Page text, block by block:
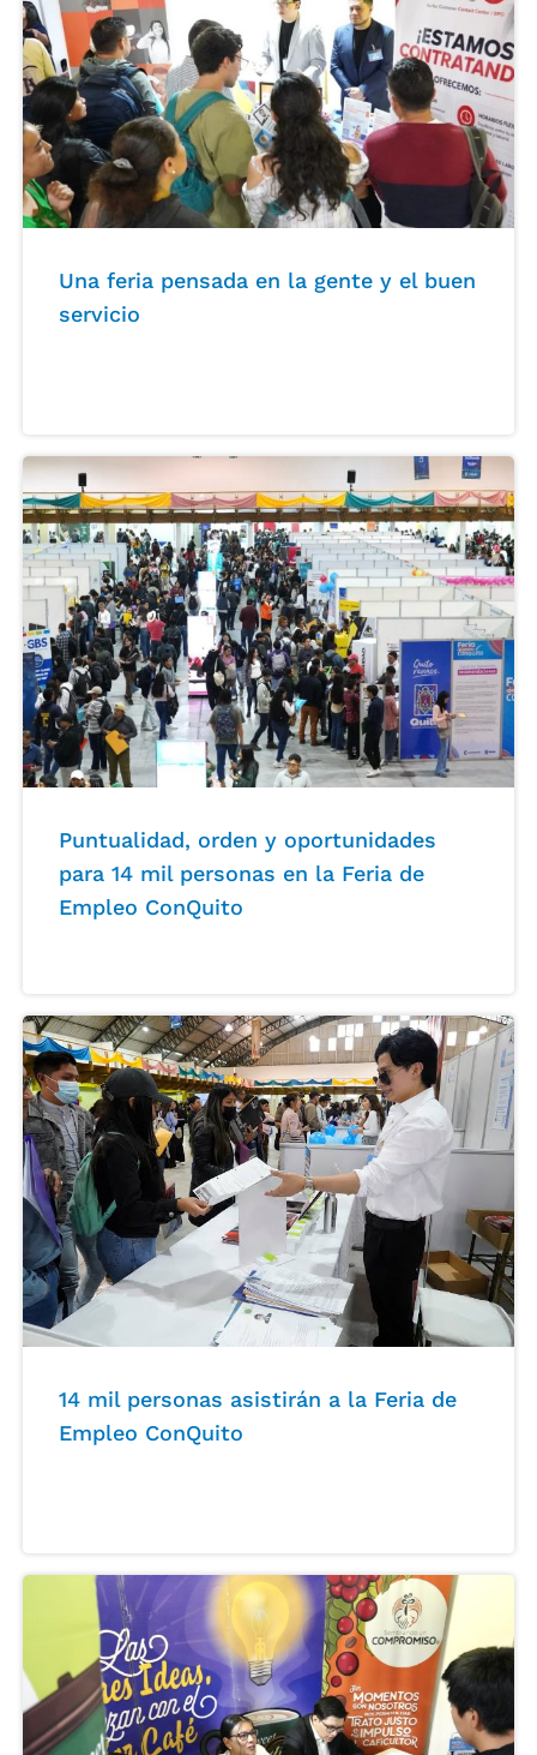
Una feria pensada en la gente y el buen
servicio
Puntualidad, orden y oportunidades
para 14 mil personas en la Feria de
Empleo ConQuito
14 mil personas asistirán a la Feria de
Empleo ConQuito